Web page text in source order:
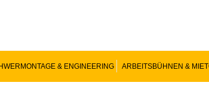
& ENGINEERING ARBEITSBÜHNEN &